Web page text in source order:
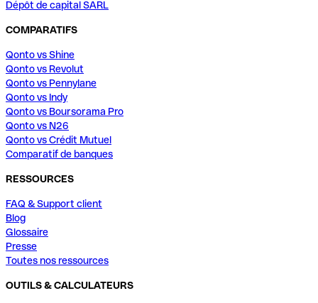
Dépôt de capital SARL
COMPARATIFS
Qonto vs Shine
Qonto vs Revolut
Qonto vs Pennylane
Qonto vs Indy
Qonto vs Boursorama Pro
Qonto vs N26
Qonto vs Crédit Mutuel
Comparatif de banques
RESSOURCES
FAQ & Support client
Blog
Glossaire
Presse
Toutes nos ressources
OUTILS & CALCULATEURS